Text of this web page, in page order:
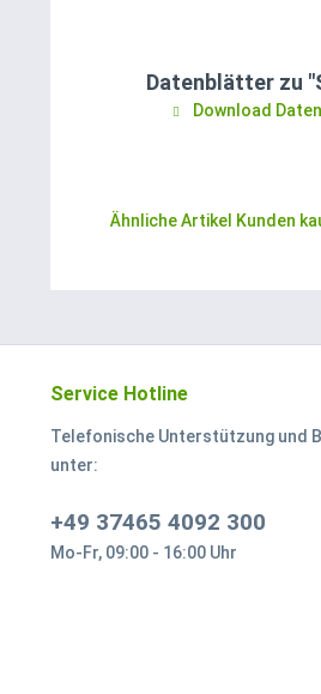
Datenblätter zu
Download
Ähnliche Artikel Kunden
Service Hotline
Telefonische Unterstützung und
unter:
+49 37465 4092 300
Mo-Fr, 09:00 - 16:00 Uhr